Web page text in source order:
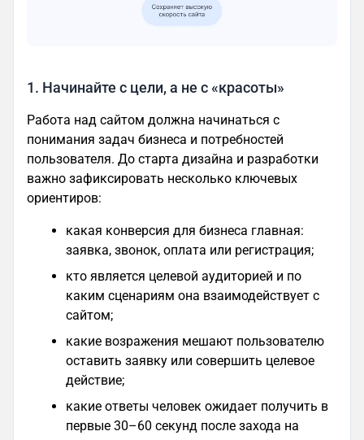
1. Начинайте с цели, а не с «красоты»
Работа над сайтом должна начинаться с
понимания задач бизнеса и потребностей
пользователя. До старта дизайна и разработки
важно зафиксировать несколько ключевых
ориентиров:
какая конверсия для бизнеса главная:
заявка, звонок, оплата или регистрация;
кто является целевой аудиторией и по
каким сценариям она взаимодействует с
сайтом;
какие возражения мешают пользователю
оставить заявку или совершить целевое
действие;
какие ответы человек ожидает получить в
первые 30–60 секунд после захода на